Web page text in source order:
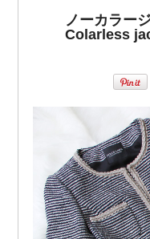
ノーカラー
Colarless